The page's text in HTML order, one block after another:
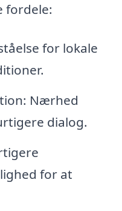
fordele:
for lokale
Nærhed
dialog.
for at